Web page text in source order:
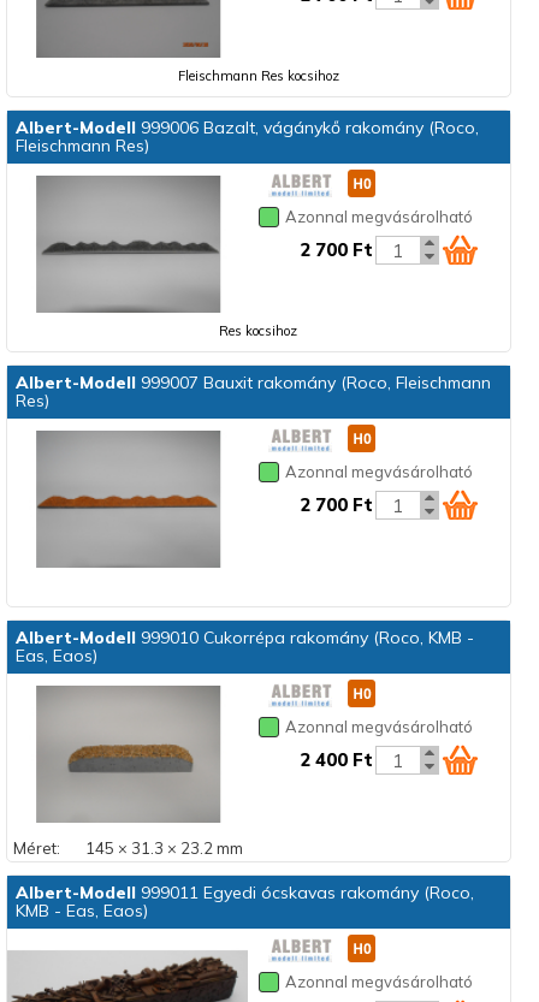
Fleischmann Res kocsihoz
Albert-Modell999006 Bazalt, vágánykő rakomány (Roco,
Fleischmann Res)
Azonnal megvásárolható
2 700 Ft
Res kocsihoz
Albert-Modell999007 Bauxit rakomány (Roco, Fleischmann
Res)
Azonnal megvásárolható
2 700 Ft
Albert-Modell999010 Cukorrépa rakomány (Roco, KMB -
Eas, Eaos)
Azonnal megvásárolható
2 400 Ft
Méret: 145 × 31.3 × 23.2 mm
Albert-Modell999011 Egyedi ócskavas rakomány (Roco,
KMB - Eas, Eaos)
Azonnal megvásárolható